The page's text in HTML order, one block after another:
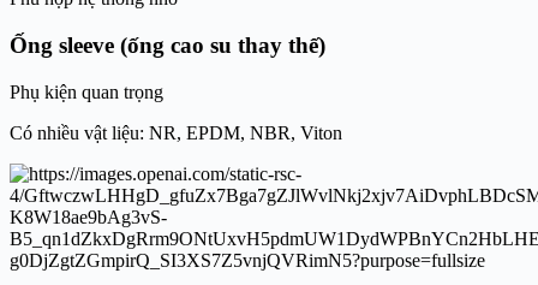
Ống sleeve (ống cao su thay thế)
Phụ kiện quan trọng
Có nhiều vật liệu: NR, EPDM, NBR, Viton